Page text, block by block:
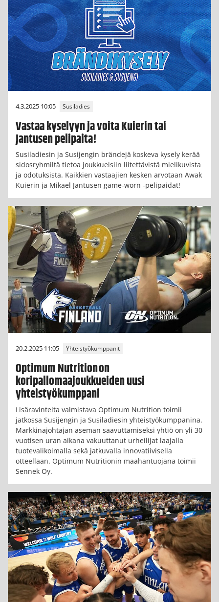
4.3.2025 10:05 Susiladies
Vastaa kyselyyn ja voita Kuierin tai
Jantusen pelipaita!
Susiladiesin ja Susijengin brändejä koskeva kysely kerää
sidosryhmiltä tietoa joukkueisiin liitettävistä mielikuvista
ja odotuksista. Kaikkien vastaajien kesken arvotaan Awak
Kuierin ja Mikael Jantusen game-worn -pelipaidat!
20.2.2025 11:05 Yhteistyökumppanit
Optimum Nutrition on
koripallomaajoukkueiden uusi
yhteistyökumppani
Lisäravinteita valmistava Optimum Nutrition toimii
jatkossa Susijengin ja Susiladiesin yhteistyökumppanina.
Markkinajohtajan aseman saavuttamiseksi yhtiö on yli 30
vuotisen uran aikana vakuuttanut urheilijat laajalla
tuotevalikoimalla sekä jatkuvalla innovatiivisella
otteellaan. Optimum Nutritionin maahantuojana toimii
Sennek Oy.